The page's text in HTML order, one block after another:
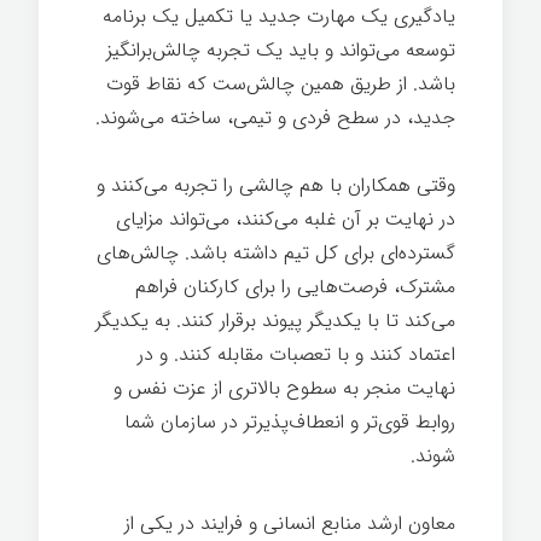
یادگیری یک مهارت جدید یا تکمیل یک برنامه
توسعه می‌تواند و باید یک تجربه چالش‌برانگیز
باشد. از طریق همین چالش‌ست که نقاط قوت
جدید، در سطح فردی و تیمی، ساخته می‌شوند.
وقتی همکاران با هم چالشی را تجربه می‌کنند و
در نهایت بر آن غلبه می‌کنند، می‌تواند مزایای
گسترده‌ای برای کل تیم داشته باشد. چالش‌های
مشترک، فرصت‌هایی را برای کارکنان فراهم
می‌کند تا با یکدیگر پیوند برقرار کنند. به یکدیگر
اعتماد کنند و با تعصبات مقابله کنند. و در
نهایت منجر به سطوح بالاتری از عزت نفس و
روابط قوی‌تر و انعطاف‌پذیرتر در سازمان شما
شوند.
معاون ارشد منابع انسانی و فرایند در یکی از